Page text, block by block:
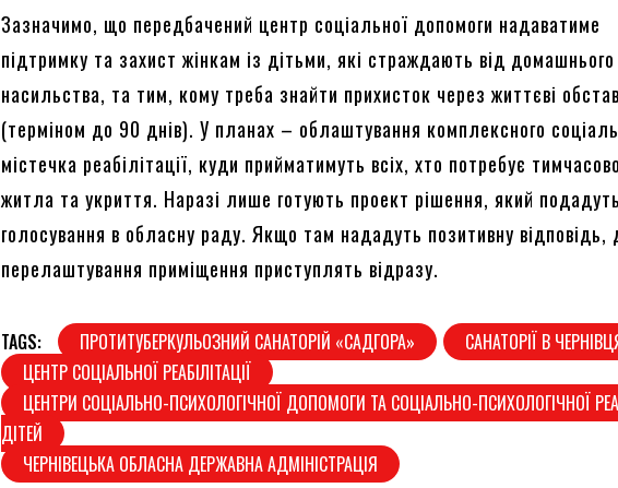
Зазначимо, що передбачений центр соціальної допомоги надаватиме
підтримку та захист жінкам із дітьми, які страждають від домашнього
насильства, та тим, кому треба знайти прихисток через життєві
(терміном до 90 днів). У планах – облаштування комплексного
містечка реабілітації, куди прийматимуть всіх, хто потребує
житла та укриття. Наразі лише готують проект рішення, який
голосування в обласну раду. Якщо там нададуть позитивну відповідь,
перелаштування приміщення приступлять відразу.
TAGS: ПРОТИТУБЕРКУЛЬОЗНИЙ САНАТОРІЙ «САДГОРА»
САНАТОРІЇ В
ЦЕНТР СОЦІАЛЬНОЇ РЕАБІЛІТАЦІЇ
ЦЕНТРИ СОЦІАЛЬНО-ПСИХОЛОГІЧНОЇ ДОПОМОГИ ТА СОЦІАЛЬНО-ПСИХОЛОГІЧНОЇ
ДІТЕЙ
ЧЕРНІВЕЦЬКА ОБЛАСНА ДЕРЖАВНА АДМІНІСТРАЦІЯ